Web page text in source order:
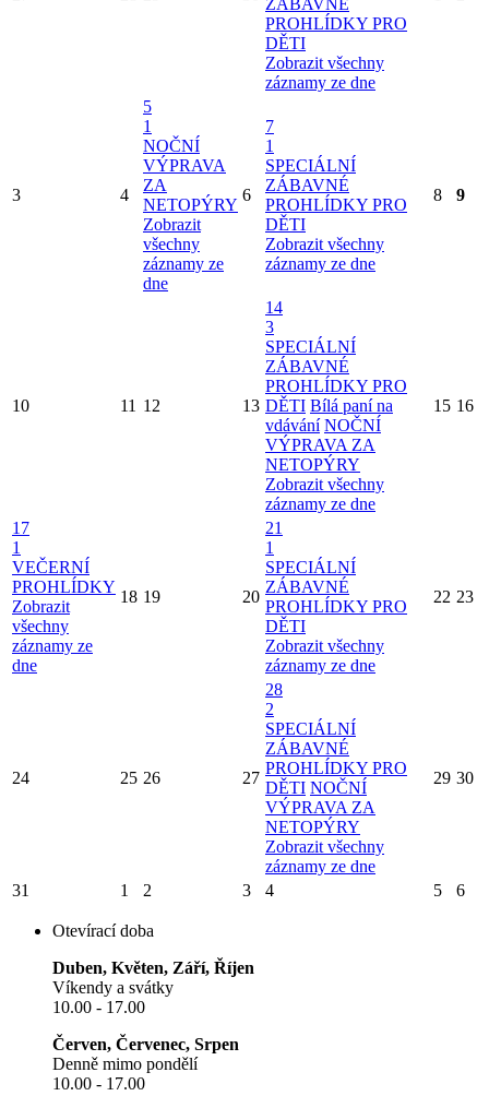
ZÁBAVNÉ
PROHLÍDKY PRO
DĚTI
Zobrazit všechny
záznamy ze dne
3 4
5
1
NOČNÍ
VÝPRAVA
ZA
NETOPÝRY
Zobrazit
všechny
záznamy ze
dne
6
7
1
SPECIÁLNÍ
ZÁBAVNÉ
PROHLÍDKY PRO
DĚTI
Zobrazit všechny
záznamy ze dne
8 9
10 11 12 13
14
3
SPECIÁLNÍ
ZÁBAVNÉ
PROHLÍDKY PRO
DĚTI Bílá paní na
vdávání NOČNÍ
VÝPRAVA ZA
NETOPÝRY
Zobrazit všechny
záznamy ze dne
15 16
17
1
VEČERNÍ
PROHLÍDKY
Zobrazit
všechny
záznamy ze
dne
18 19 20
21
1
SPECIÁLNÍ
ZÁBAVNÉ
PROHLÍDKY PRO
DĚTI
Zobrazit všechny
záznamy ze dne
22 23
24 25 26 27
28
2
SPECIÁLNÍ
ZÁBAVNÉ
PROHLÍDKY PRO
DĚTI NOČNÍ
VÝPRAVA ZA
NETOPÝRY
Zobrazit všechny
záznamy ze dne
29 30
31 1 2 3 4 5 6
Otevírací doba
Duben, Květen, Září, Říjen
Víkendy a svátky
10.00 - 17.00
Červen, Červenec, Srpen
Denně mimo pondělí
10.00 - 17.00